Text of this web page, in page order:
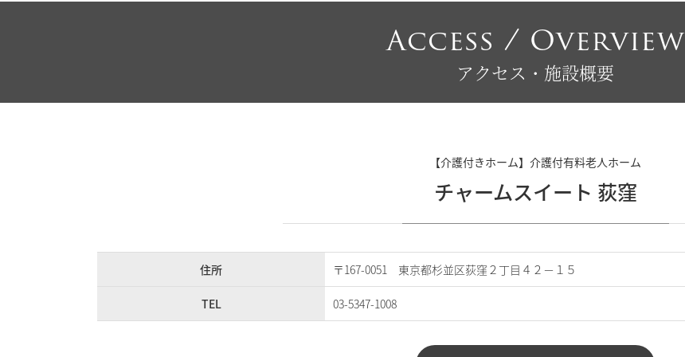
Access / Overview
アクセス・施設概要
【介護付きホーム】介護付有料老人ホーム
チャームスイート 荻窪
住所 〒167-0051 東京都杉並区荻窪２丁目４２－１５
TEL 03-5347-1008